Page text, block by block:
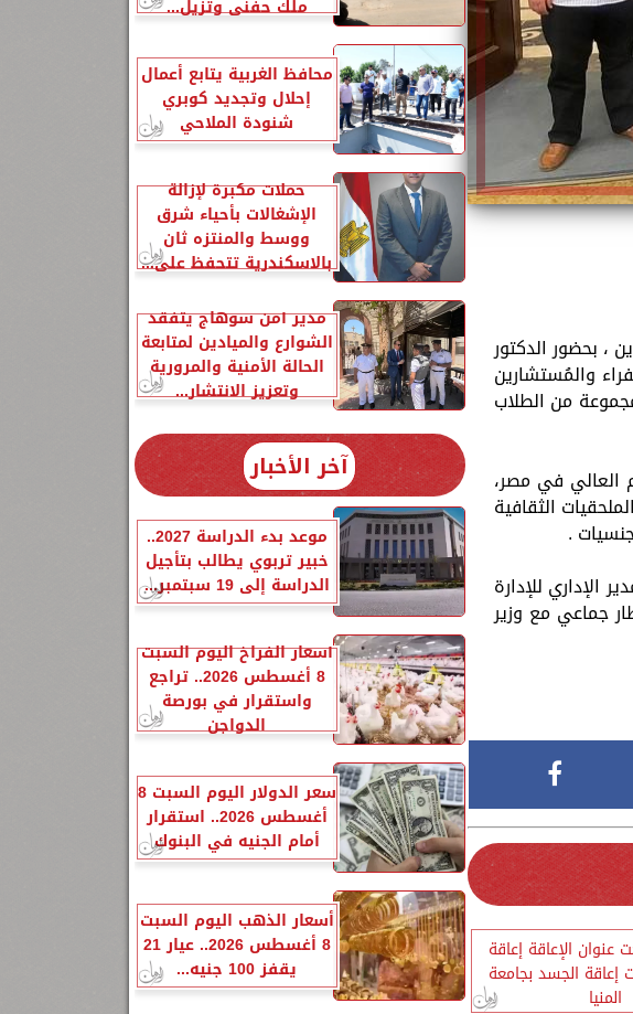
بحضور الدكتور
والمُستشارين
من الطلاب
العالي في مصر،
التام بين الملحقيات الثقافية
.
الإداري للإدارة
جماعي مع وزير
الإعاقة إعاقة
إعاقة الجسد بجامعة
المنيا
ملك حفني وتزيل...
محافظ الغربية يتابع أعمال
إحلال وتجديد كوبري
شنودة الملاحي
حملات مكبرة لإزالة
الإشغالات بأحياء شرق
ووسط والمنتزه ثان
بالاسكندرية تتحفظ على...
مدير أمن سوهاج يتفقد
الشوارع والميادين لمتابعة
الحالة الأمنية والمرورية
وتعزيز الانتشار...
آخر الأخبار
موعد بدء الدراسة 2027..
خبير تربوي يطالب بتأجيل
الدراسة إلى 19 سبتمبر...
أسعار الفراخ اليوم السبت
8 أغسطس 2026.. تراجع
واستقرار في بورصة
الدواجن
سعر الدولار اليوم السبت 8
أغسطس 2026.. استقرار
أمام الجنيه في البنوك
أسعار الذهب اليوم السبت
8 أغسطس 2026.. عيار 21
يقفز 100 جنيه...